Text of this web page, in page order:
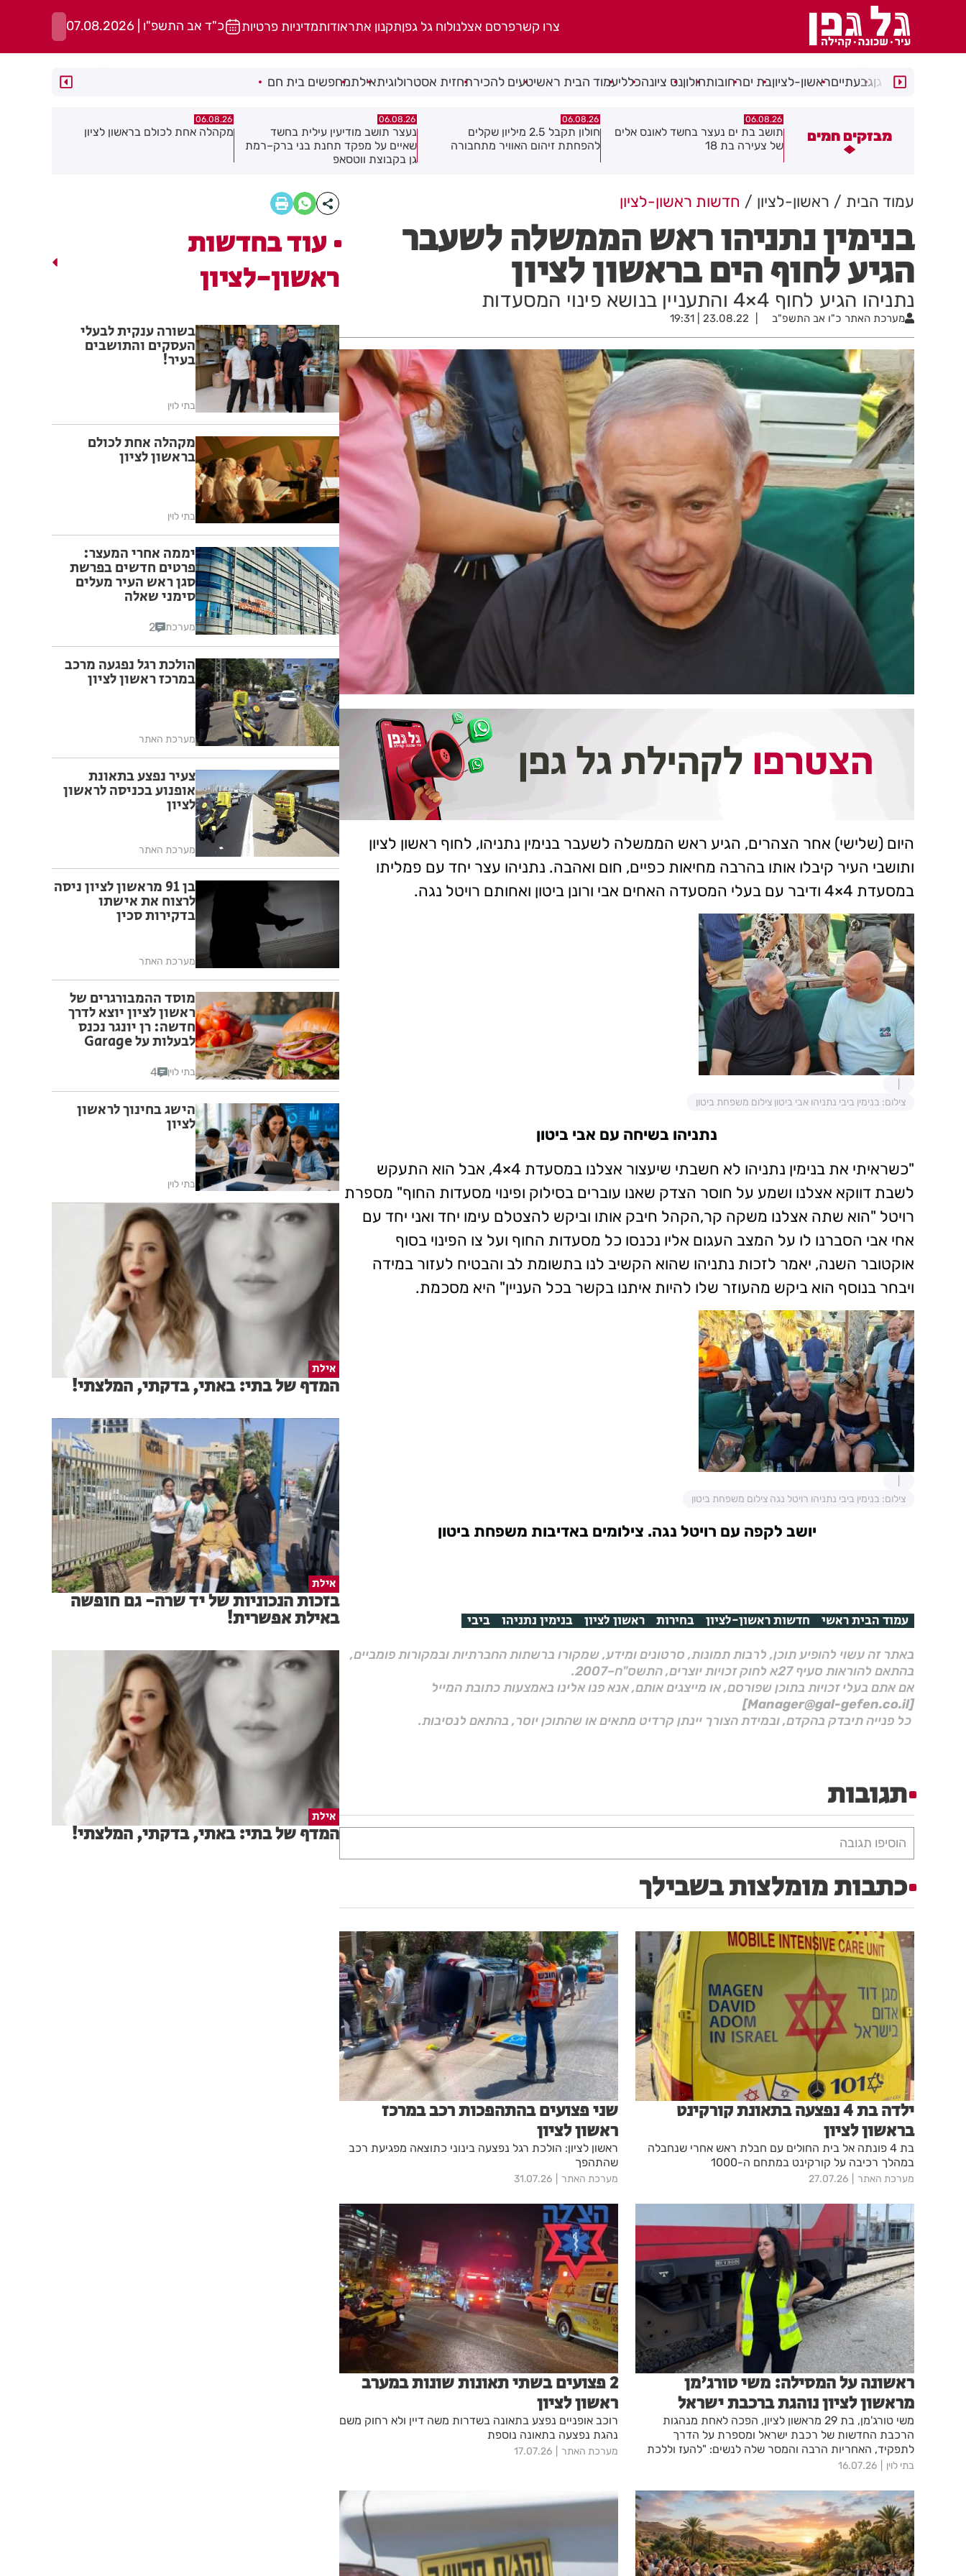
צרו קשרפרסם אצלנולוח גל גפןתקנון אתראודותמדיניות פרטיות כ"ד אב התשפ"ו | 07.08.2026
רמת גןגבעתייםראשון-לציוןבת יםרחובותחולוןנס ציונהכלליעמוד הבית ראשיטעים להכירתחזית אסטרולוגיתאילתמחפשים בית חם
מבזקים חמים
בשורה ענקית לבעלי העסקים
06.08.26
תושב בת ים נעצר בחשד לאונס אלים
של צעירה בת 18
06.08.26
חולון תקבל 2.5 מיליון שקלים
להפחתת זיהום האוויר מתחבורה
06.08.26
נעצר תושב מודיעין עילית בחשד
שאיים על מפקד תחנת בני ברק–רמת
גן בקבוצת ווטסאפ
06.08.26
מקהלה אחת לכולם בראשון לציון
עמוד הבית ראשון-לציון חדשות ראשון-לציון
בנימין נתניהו ראש הממשלה לשעבר
הגיע לחוף הים בראשון לציון
נתניהו הגיע לחוף 4×4 והתעניין בנושא פינוי המסעדות
מערכת האתר כ"ו אב התשפ"ב 23.08.22 | 19:31
היום (שלישי) אחר הצהרים, הגיע ראש הממשלה לשעבר בנימין נתניהו, לחוף ראשון לציון
ותושבי העיר קיבלו אותו בהרבה מחיאות כפיים, חום ואהבה. נתניהו עצר יחד עם פמליתו
במסעדת 4×4 ודיבר עם בעלי המסעדה האחים אבי ורונן ביטון ואחותם רויטל נגה.
צילום: בנימין ביבי נתניהו אבי ביטון צילום משפחת ביטון
נתניהו בשיחה עם אבי ביטון
"כשראיתי את בנימין נתניהו לא חשבתי שיעצור אצלנו במסעדת 4×4, אבל הוא התעקש
לשבת דווקא אצלנו ושמע על חוסר הצדק שאנו עוברים בסילוק ופינוי מסעדות החוף" מספרת
רויטל "הוא שתה אצלנו משקה קר,הקהל חיבק אותו וביקש להצטלם עימו יחד ואני יחד עם
אחי אבי הסברנו לו על המצב העגום אליו נכנסו כל מסעדות החוף ועל צו הפינוי בסוף
אוקטובר השנה, יאמר לזכות נתניהו שהוא הקשיב לנו בתשומת לב והבטיח לעזור במידה
ויבחר בנוסף הוא ביקש מהעוזר שלו להיות איתנו בקשר בכל העניין" היא מסכמת.
צילום: בנימין ביבי נתניהו רויטל נגה צילום משפחת ביטון
יושב לקפה עם רויטל נגה. צילומים באדיבות משפחת ביטון
עמוד הבית ראשי חדשות ראשון-לציון בחירות ראשון לציון בנימין נתניהו ביבי
באתר זה עשוי להופיע תוכן, לרבות תמונות, סרטונים ומידע, שמקורו ברשתות החברתיות ובמקורות פומביים,
בהתאם להוראות סעיף 27א לחוק זכויות יוצרים, התשס"ח–2007.
אם אתם בעלי זכויות בתוכן שפורסם, או מייצגים אותם, אנא פנו אלינו באמצעות כתובת המייל
[Manager@gal-gefen.co.il]
כל פנייה תיבדק בהקדם, ובמידת הצורך יינתן קרדיט מתאים או שהתוכן יוסר, בהתאם לנסיבות.
תגובות
הוסיפו תגובה
כתבות מומלצות בשבילך
ילדה בת 4 נפצעה בתאונת קורקינט
בראשון לציון
בת 4 פונתה אל בית החולים עם חבלת ראש אחרי שנחבלה
במהלך רכיבה על קורקינט במתחם ה-1000
מערכת האתר 27.07.26
שני פצועים בהתהפכות רכב במרכז
ראשון לציון
ראשון לציון: הולכת רגל נפצעה בינוני כתוצאה מפגיעת רכב
שהתהפך
מערכת האתר 31.07.26
ראשונה על המסילה: משי טורג'מן
מראשון לציון נוהגת ברכבת ישראל
משי טורג'מן, בת 29 מראשון לציון, הפכה לאחת מנהגות
הרכבת החדשות של רכבת ישראל ומספרת על הדרך
לתפקיד, האחריות הרבה והמסר שלה לנשים: "להעז וללכת
על זה".
בתי לוין 16.07.26
2 פצועים בשתי תאונות שונות במערב
ראשון לציון
רוכב אופניים נפצע בתאונה בשדרות משה דיין ולא רחוק משם
נהגת נפצעה בתאונה נוספת
מערכת האתר 17.07.26
עוד בחדשות
ראשון-לציון
בשורה ענקית לבעלי
העסקים והתושבים
בעיר!
בתי לוין
מקהלה אחת לכולם
בראשון לציון
בתי לוין
יממה אחרי המעצר:
פרטים חדשים בפרשת
סגן ראש העיר מעלים
סימני שאלה
מערכת 2
הולכת רגל נפגעה מרכב
במרכז ראשון לציון
מערכת האתר
צעיר נפצע בתאונת
אופנוע בכניסה לראשון
לציון
מערכת האתר
בן 91 מראשון לציון ניסה
לרצוח את אישתו
בדקירות סכין
מערכת האתר
מוסד ההמבורגרים של
ראשון לציון יוצא לדרך
חדשה: רן יונגר נכנס
לבעלות על Garage
בתי לוין 4
הישג בחינוך לראשון
לציון
בתי לוין
אילת
המדף של בתי: באתי, בדקתי, המלצתי!
אילת
בזכות הנכוניות של יד שרה- גם חופשה
באילת אפשרית!
אילת
המדף של בתי: באתי, בדקתי, המלצתי!